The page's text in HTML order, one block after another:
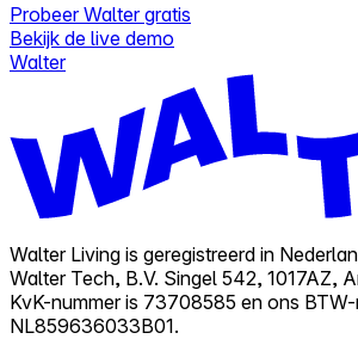
Probeer Walter gratis
Bekijk de live demo
Walter
Walter Living is geregistreerd in
Walter Tech, B.V. Singel 542, 1017AZ,
KvK-nummer is 73708585 en ons BTW-
NL859636033B01.